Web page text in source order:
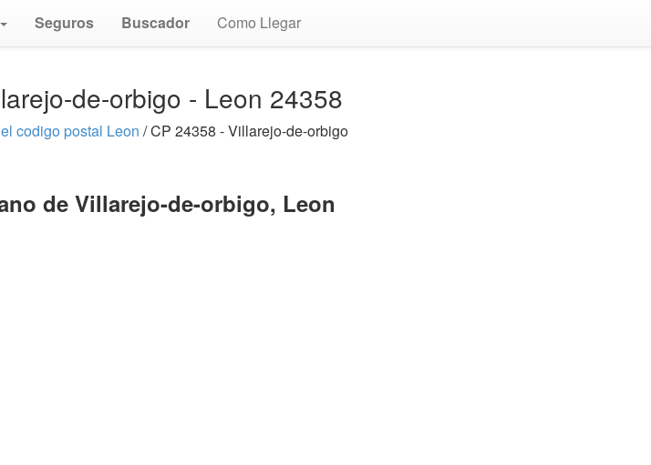
Seguros Buscador Como Llegar
de-orbigo - Leon 24358
codigo postal Leon / CP 24358 - Villarejo-de-orbigo
de Villarejo-de-orbigo, Leon